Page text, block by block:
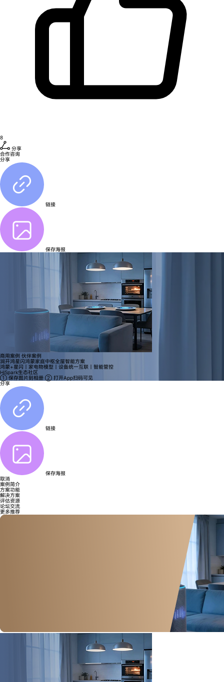
8
分享
合作咨询
分享
链接
保存海报
商用案例 伙伴案例
润开鸿星闪鸿蒙家庭中枢全屋智能方案
鸿蒙+星闪｜家电物模型｜设备统一互联｜智能管控
HiSpark生态社区
① 保存图片到相册 ② 打开App扫码可见
分享
链接
保存海报
取消
案例简介
方案功能
解决方案
评估资源
论坛交流
更多推荐